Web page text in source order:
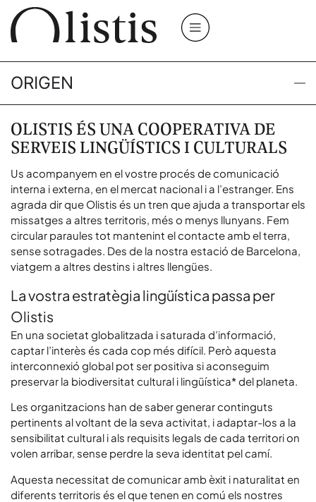
ORIGEN
OLISTIS ÉS UNA COOPERATIVA DE
SERVEIS LINGÜÍSTICS I CULTURALS
Us acompanyem en el vostre procés de comunicació
interna i externa, en el mercat nacional i a l’estranger. Ens
agrada dir que Olistis és un tren que ajuda a transportar els
missatges a altres territoris, més o menys llunyans. Fem
circular paraules tot mantenint el contacte amb el terra,
sense sotragades. Des de la nostra estació de Barcelona,
viatgem a altres destins i altres llengües.
La vostra estratègia lingüística passa per
Olistis
En una societat globalitzada i saturada d’informació,
captar l’interès és cada cop més difícil. Però aquesta
interconnexió global pot ser positiva si aconseguim
preservar la biodiversitat cultural i lingüística*del planeta.
Les organitzacions han de saber generar continguts
pertinents al voltant de la seva activitat, i adaptar-los a la
sensibilitat cultural i als requisits legals de cada territori on
volen arribar, sense perdre la seva identitat pel camí.
Aquesta necessitat de comunicar amb èxit i naturalitat en
diferents territoris és el que tenen en comú els nostres